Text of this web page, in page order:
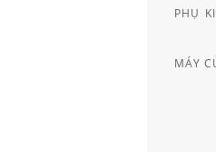
PHỤ KIỆN ĐÚNG GỐC, TỪ NHÀ